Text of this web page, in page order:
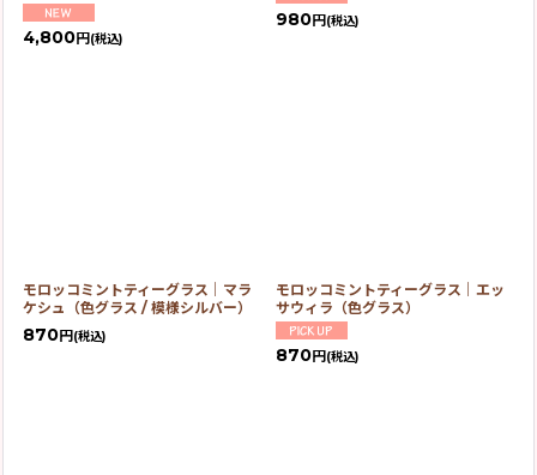
4,800円(税込)
980円(税込)
モロッコミントティーグラス｜マラ
ケシュ（色グラス / 模様シルバー）
870円(税込)
モロッコミントティーグラス｜エッ
サウィラ（色グラス）
870円 (税込)